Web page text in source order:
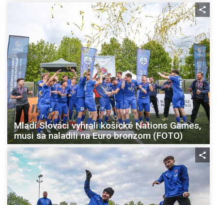
Mladí Slováci vyhrali košické Nations Games,
musi sa naladili na Euro bronzom (FOTO)